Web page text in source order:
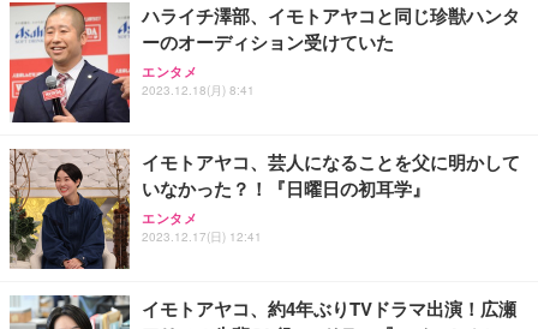
エレコム 65W 充電器 Type-C コンセント 急速 PD対
応 スイング式プラグ採用 PSE技術基準適合 ブラッ
ク EC-AC12465BK
Butz Delicatessen おつまみアソートセット 【誕生
日用（バースデーカード付き）】 おつまみセット 6
品 食べ比べ ご自宅用 お中元 合鴨 牛タン ロースト
エレコム モニタースタンド ディスプレイスタンド
モニター台 17~27インチ対応 高さ無段階調整 昇降タ
イプ 180度調整可能 耐荷重 ブラック DPAWVL02BK
ハライチ澤部、イモトアヤコと同じ珍獣ハンタ
ーのオーディション受けていた
エンタメ
2023.12.18(月) 8:41
イモトアヤコ、芸人になることを父に明かして
いなかった？！『日曜日の初耳学』
エンタメ
2023.12.17(日) 12:41
イモトアヤコ、約4年ぶりTVドラマ出演！広瀬